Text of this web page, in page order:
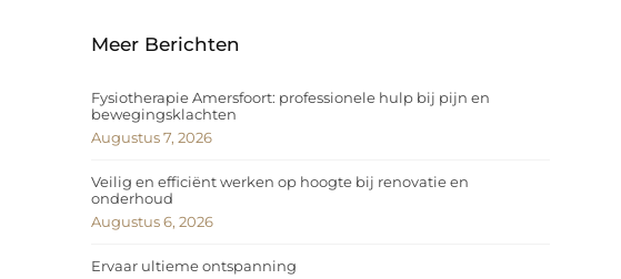
Meer Berichten
Fysiotherapie Amersfoort: professionele hulp bij pijn en
bewegingsklachten
Augustus 7, 2026
Veilig en efficiënt werken op hoogte bij renovatie en
onderhoud
Augustus 6, 2026
Ervaar ultieme ontspanning